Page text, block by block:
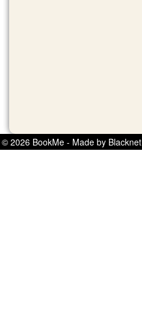
© 2026 BookMe - Made by Blacknet